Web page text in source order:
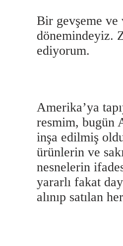
Bir gevşeme ve
dönemindeyiz.
ediyorum.
Amerika’ya
resmim, bugün
inşa edilmiş
ürünlerin ve
nesnelerin
yararlı fakat
alınıp satılan